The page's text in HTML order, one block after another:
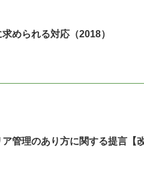
められる対応（2018）
管理のあり方に関する提言【